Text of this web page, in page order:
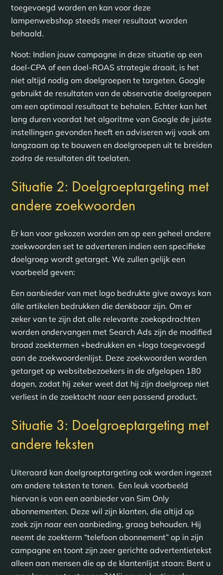
toegevoegd worden en kan voor deze
lampenwebshop steeds meer resultaat worden
behaald.
Noot: Indien jouw campagne in deze situatie op een
doel-CPA of een doel-ROAS strategie draait, is het
niet altijd nodig om doelgroepen te targeten. Google
gebruikt de resultaten van de observatie doelgroepen
om een optimaal resultaat te behalen. Echter kan het
lang duren voordat het algoritme van Google de juiste
instellingen gevonden heeft en adviseren wij vaak om
langzaam op te bouwen en doelgroepen uit te breiden
zodra de resultaten dit toelaten.
Situatie 2: Doelgroeptargeting met
andere zoekwoorden
Er kan voor gekozen worden om op een geheel andere
zoekwoorden set te adverteren indien een specifieke
doelgroep wordt getarget. We zullen gelijk een
voorbeeld geven:
Een aanbieder van met logo bedrukte give aways kan
álle artikelen bedrukken die denkbaar zijn. Om er
zeker van te zijn dat alle relevante zoekopdrachten
worden ondervangen met Search Ads zijn de modified
broad zoektermen +bedrukken en +logo toegevoegd
aan de zoekwoordenlijst. Deze zoekwoorden worden
getarget op websitebezoekers in de afgelopen 180
dagen, zodat hij zeker weet dat hij zijn doelgroep niet
verliest in de zoektocht naar een passend product.
Situatie 3: Doelgroeptargeting met
andere teksten
Uiteraard kan doelgroeptargeting ook worden ingezet
om andere teksten te tonen. Een leuk voorbeeld
hiervan is van een aanbieder van Sim Only
abonnementen. Deze wil zijn klanten, die altijd op
zoek zijn naar een aanbieding, graag behouden. Hij
neemt de zoekterm “telefoon abonnement” op in zijn
campagne en toont zijn zeer gerichte advertentietekst
alleen aan mensen die op de klantenlijst staan: Bent u